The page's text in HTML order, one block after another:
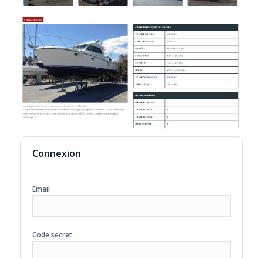
Connexion
Email
Code secret